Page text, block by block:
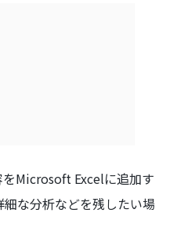
Microsoft Excelに追加す
な分析などを残したい場